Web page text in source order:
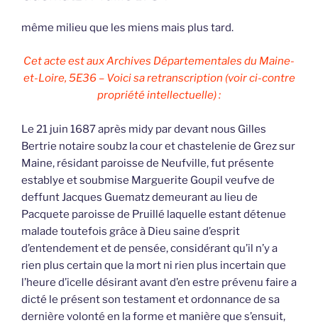
même milieu que les miens mais plus tard.
Cet acte est aux Archives Départementales du Maine-
et-Loire, 5E36 – Voici sa retranscription (voir ci-contre
propriété intellectuelle) :
Le 21 juin 1687 après midy par devant nous Gilles
Bertrie notaire soubz la cour et chastelenie de Grez sur
Maine, résidant paroisse de Neufville, fut présente
establye et soubmise Marguerite Goupil veufve de
deffunt Jacques Guematz demeurant au lieu de
Pacquete paroisse de Pruillé laquelle estant détenue
malade toutefois grâce à Dieu saine d’esprit
d’entendement et de pensée, considérant qu’il n’y a
rien plus certain que la mort ni rien plus incertain que
l’heure d’icelle désirant avant d’en estre prévenu faire a
dicté le présent son testament et ordonnance de sa
dernière volonté en la forme et manière que s’ensuit,